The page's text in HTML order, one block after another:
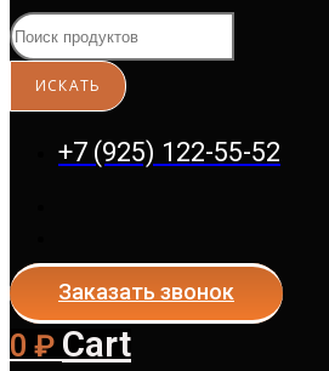
+7 (925) 122-55-52
Заказать звонок
0 ₽ Cart